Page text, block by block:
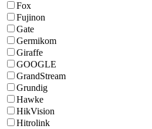
Fox
Fujinon
Gate
Germikom
Giraffe
GOOGLE
GrandStream
Grundig
Hawke
HikVision
Hitrolink